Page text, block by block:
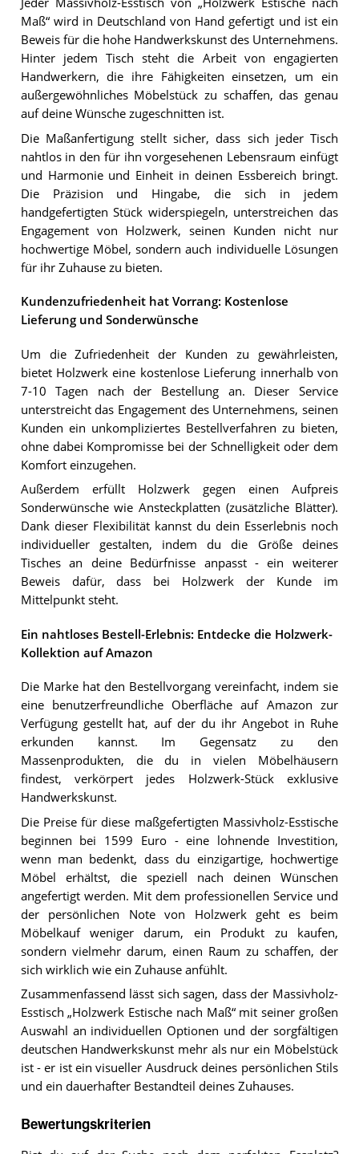
Maß“ wird in Deutschland von Hand gefertigt und ist ein
Beweis für die hohe Handwerkskunst des Unternehmens.
Hinter jedem Tisch steht die Arbeit von engagierten
Handwerkern, die ihre Fähigkeiten einsetzen, um ein
außergewöhnliches Möbelstück zu schaffen, das genau
auf deine Wünsche zugeschnitten ist.
Die Maßanfertigung stellt sicher, dass sich jeder Tisch
nahtlos in den für ihn vorgesehenen Lebensraum einfügt
und Harmonie und Einheit in deinen Essbereich bringt.
Die Präzision und Hingabe, die sich in jedem
handgefertigten Stück widerspiegeln, unterstreichen das
Engagement von Holzwerk, seinen Kunden nicht nur
hochwertige Möbel, sondern auch individuelle Lösungen
für ihr Zuhause zu bieten.
Kundenzufriedenheit hat Vorrang: Kostenlose
Lieferung und Sonderwünsche
Um die Zufriedenheit der Kunden zu gewährleisten,
bietet Holzwerk eine kostenlose Lieferung innerhalb von
7-10 Tagen nach der Bestellung an. Dieser Service
unterstreicht das Engagement des Unternehmens, seinen
Kunden ein unkompliziertes Bestellverfahren zu bieten,
ohne dabei Kompromisse bei der Schnelligkeit oder dem
Komfort einzugehen.
Außerdem erfüllt Holzwerk gegen einen Aufpreis
Sonderwünsche wie Ansteckplatten (zusätzliche Blätter).
Dank dieser Flexibilität kannst du dein Esserlebnis noch
individueller gestalten, indem du die Größe deines
Tisches an deine Bedürfnisse anpasst - ein weiterer
Beweis dafür, dass bei Holzwerk der Kunde im
Mittelpunkt steht.
Ein nahtloses Bestell-Erlebnis: Entdecke die Holzwerk-
Kollektion auf Amazon
Die Marke hat den Bestellvorgang vereinfacht, indem sie
eine benutzerfreundliche Oberfläche auf Amazon zur
Verfügung gestellt hat, auf der du ihr Angebot in Ruhe
erkunden kannst. Im Gegensatz zu den
Massenprodukten, die du in vielen Möbelhäusern
findest, verkörpert jedes Holzwerk-Stück exklusive
Handwerkskunst.
Die Preise für diese maßgefertigten Massivholz-Esstische
beginnen bei 1599 Euro - eine lohnende Investition,
wenn man bedenkt, dass du einzigartige, hochwertige
Möbel erhältst, die speziell nach deinen Wünschen
angefertigt werden. Mit dem professionellen Service und
der persönlichen Note von Holzwerk geht es beim
Möbelkauf weniger darum, ein Produkt zu kaufen,
sondern vielmehr darum, einen Raum zu schaffen, der
sich wirklich wie ein Zuhause anfühlt.
Zusammenfassend lässt sich sagen, dass der Massivholz-
Esstisch „Holzwerk Estische nach Maß“ mit seiner großen
Auswahl an individuellen Optionen und der sorgfältigen
deutschen Handwerkskunst mehr als nur ein Möbelstück
ist - er ist ein visueller Ausdruck deines persönlichen Stils
und ein dauerhafter Bestandteil deines Zuhauses.
Bewertungskriterien